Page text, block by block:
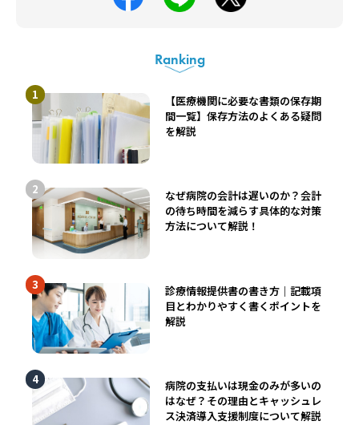
Ranking
【医療機関に必要な書類の保存期
間一覧】保存方法のよくある疑問
を解説
なぜ病院の会計は遅いのか？会計
の待ち時間を減らす具体的な対策
方法について解説！
診療情報提供書の書き方｜記載項
目とわかりやすく書くポイントを
解説
病院の支払いは現金のみが多いの
はなぜ？その理由とキャッシュレ
ス決済導入支援制度について解説